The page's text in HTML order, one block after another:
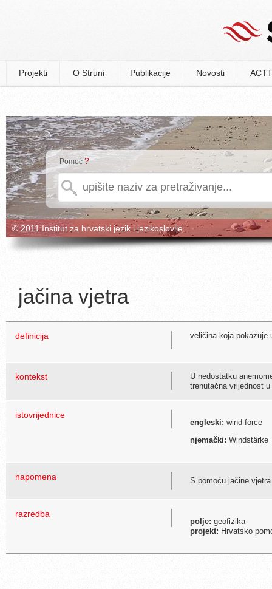
Projekti O Struni Publikacije Novosti
Pomoć?
© 2011 Institut za hrvatski jezik i jezikoslovlje
jačina vjetra
definicija veličina koja pokazuje
kontekst
U nedostatku
trenutačna vrijednost
istovrijednice
engleski: wind force
njemački: Windstärke
napomena S pomoću jačine
razredba
polje: geofizika
projekt: Hrvatsko